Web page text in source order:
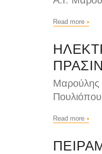
Read more
Μαρούλης
Read more